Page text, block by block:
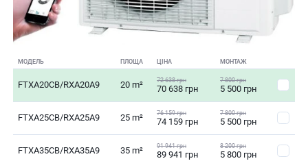
МОДЕЛЬ ПЛОЩА ЦІНА МОНТАЖ
FTXA20CB/RXA20A9 20 m² 72 638 грн
70 638 грн
7 800 грн
5 500 грн
FTXA25CB/RXA25A9 25 m² 76 159 грн
74 159 грн
7 800 грн
5 500 грн
FTXA35CB/RXA35A9 35 m² 91 941 грн
89 941 грн
8 200 грн
5 800 грн